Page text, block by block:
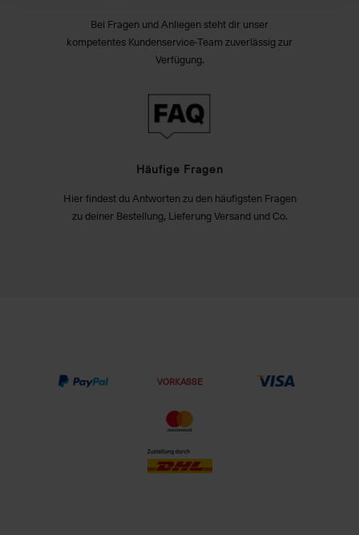
Bei Fragen und Anliegen steht dir unser
kompetentes Kundenservice-Team zuverlässig zur
Verfügung.
Häufige Fragen
Hier findest du Antworten zu den häufigsten Fragen
zu deiner Bestellung, Lieferung Versand und Co.
VORKASSE